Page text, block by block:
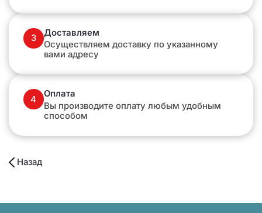
3
Доставляем
Осуществляем доставку по указанному
вами адресу
4
Оплата
Вы производите оплату любым удобным
способом
Назад